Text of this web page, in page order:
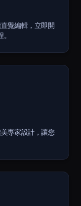
覺編輯，立即開
專家設計，讓您